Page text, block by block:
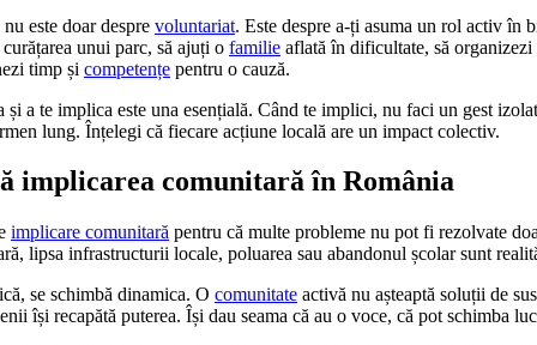
este doar despre voluntariat. Este despre a-ți asuma un rol activ în
unui parc, să ajuți o familie aflată în dificultate, să
timp și competențe pentru o cauză.
și a te implica este una esențială. Când te implici, nu faci un gest
lung. Înțelegi că fiecare acțiune locală are un impact colectiv.
implicarea comunitară în România
implicare comunitară pentru că multe probleme nu pot fi rezolvate
lipsa infrastructurii locale, poluarea sau abandonul școlar sunt
se schimbă dinamica. O comunitate activă nu așteaptă soluții de
își recapătă puterea. Își dau seama că au o voce, că pot schimba